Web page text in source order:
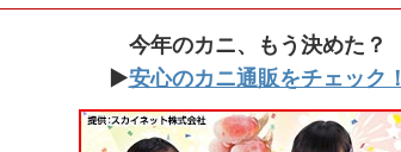
今年のカニ、もう決めた？
▶安心のカニ通販をチェック！